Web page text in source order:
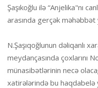
Şaşıkoğlu ilə “Anjelika"nı
arasında gerçək məhəbbət
N.Şaşıqoğlunun dəliqanlı
meydançasında çoxlarını
münasibətlərinin necə
xatirələrində bu haqdabelə